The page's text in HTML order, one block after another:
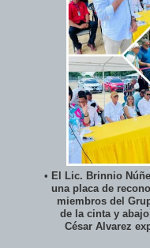
• El Lic. Brinnio
una placa de
miembros del
de la cinta y
César Alvarez